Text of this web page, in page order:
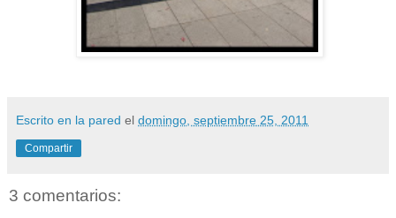
Escrito en la pared el domingo, septiembre 25, 2011
Compartir
3 comentarios: